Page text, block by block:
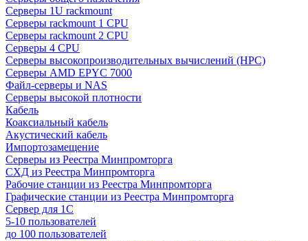
Серверы 1U rackmount
Серверы rackmount 1 CPU
Серверы rackmount 2 CPU
Серверы 4 CPU
Серверы высокопроизводительных вычислений (HPC)
Серверы AMD EPYC 7000
Файл-серверы и NAS
Серверы высокой плотности
Кабель
Коаксиальный кабель
Акустический кабель
Импортозамещение
Серверы из Реестра Минпромторга
СХД из Реестра Минпромторга
Рабочие станции из Реестра Минпромторга
Графические станции из Реестра Минпромторга
Сервер для 1С
5-10 пользователей
до 100 пользователей